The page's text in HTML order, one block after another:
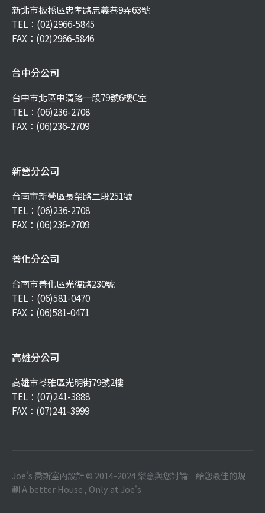
新北市板橋區忠孝路忠義巷9弄63號
TEL： (02)2966-5845
FAX：(02)2966-5846
台中分公司
台中市北區中清路一段79號6樓C室
TEL： (06)236-2708
FAX：(06)236-2709
新營分公司
台南市新營區長榮路二段251號
TEL： (06)236-2708
FAX：(06)236-2709
善化分公司
台南市善化區光復路230號
TEL： (06)581-0470
FAX：(06)581-0471
高雄分公司
高雄市苓雅區光明街79號2樓
TEL： (07)241-3888
FAX：(07)241-3999
Joe's 喬斯室內設計 © 2014-2024 樂意與您討論｜給您最佳的規
劃 A better House , Only at Joe's